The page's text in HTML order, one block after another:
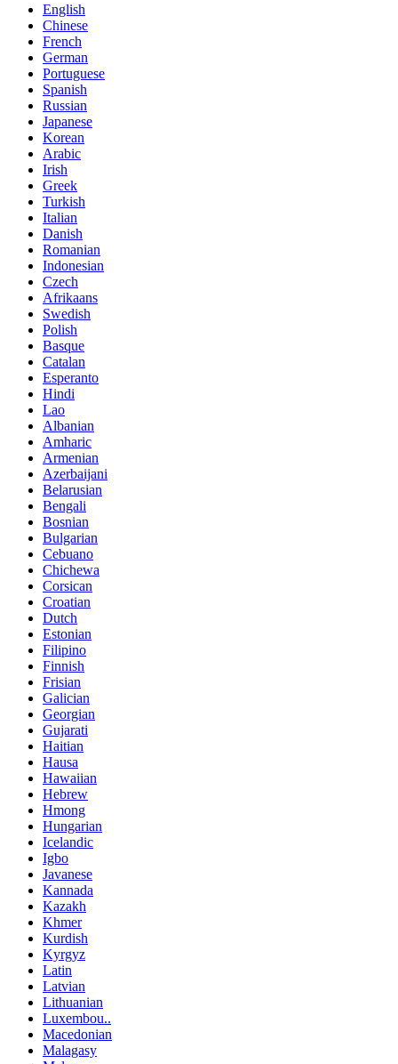
English
Chinese
French
German
Portuguese
Spanish
Russian
Japanese
Korean
Arabic
Irish
Greek
Turkish
Italian
Danish
Romanian
Indonesian
Czech
Afrikaans
Swedish
Polish
Basque
Catalan
Esperanto
Hindi
Lao
Albanian
Amharic
Armenian
Azerbaijani
Belarusian
Bengali
Bosnian
Bulgarian
Cebuano
Chichewa
Corsican
Croatian
Dutch
Estonian
Filipino
Finnish
Frisian
Galician
Georgian
Gujarati
Haitian
Hausa
Hawaiian
Hebrew
Hmong
Hungarian
Icelandic
Igbo
Javanese
Kannada
Kazakh
Khmer
Kurdish
Kyrgyz
Latin
Latvian
Lithuanian
Luxembou..
Macedonian
Malagasy